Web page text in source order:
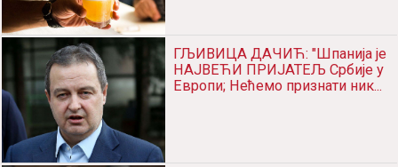
ГЉИВИЦА ДАЧИЋ: "Шпанија је
НАЈВЕЋИ ПРИЈАТЕЉ Србије у
Европи; Нећемо признати ник...